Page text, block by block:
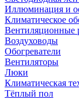
Иллюминация и
Климатическое
Вентиляционные
Воздуховоды
Обогреватели
Вентиляторы
Люки
Климатическая
Тёплый пол